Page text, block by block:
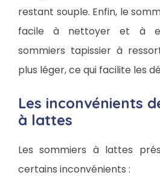
restant souple. Enfin, le
facile à nettoyer et à
sommiers tapissier à
plus léger, ce qui facilite les
Les inconvénients
à lattes
Les sommiers à lattes
certains inconvénients :